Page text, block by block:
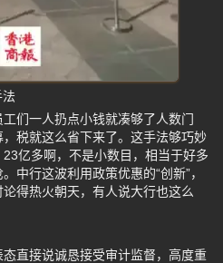
法
们一人扔点小钱就凑够了人数门
税就这么省下来了。这手法够巧妙
亿多啊，不是小数目，相当于好多
中行这波利用政策优惠的“创新”，
得热火朝天，有人说大行也这么
直接说诚恳接受审计监督，高度重